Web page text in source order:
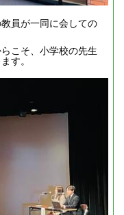
員が一同に会しての
こそ、小学校の先生
す。